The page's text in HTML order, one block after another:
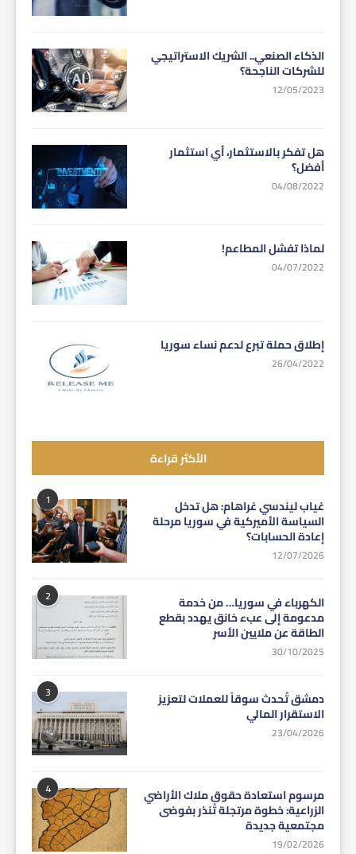
الذكاء الصنعي.. الشريك الاستراتيجي
للشركات الناجحة؟
12/05/2023
هل تفكر بالاستثمار، أي استثمار
أفضل؟
04/08/2022
لماذا تفشل المطاعم!
04/07/2022
إطلاق حملة تبرع لدعم نساء سوريا
26/04/2022
الأكثر قراءة
1 غياب ليندسي غراهام: هل تدخل
السياسة الأميركية في سوريا مرحلة
إعادة الحسابات؟
12/07/2026
2 الكهرباء في سوريا… من خدمة
مدعومة إلى عبء خانق يهدد بقطع
الطاقة عن ملايين الأسر
30/10/2025
3 دمشق تُحدث سوقاً للعملات لتعزيز
الاستقرار المالي
23/04/2026
4 مرسوم استعادة حقوق ملاك الأراضي
الزراعية: خطوة مرتجلة تُنذر بفوضى
مجتمعية جديدة
19/02/2026